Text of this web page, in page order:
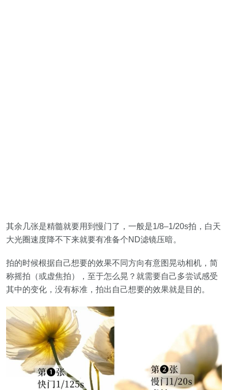
其余几张是精髓就要用到慢门了，一般是1/8–1/20s拍，白天
大光圈速度降不下来就要有准备个ND滤镜压暗。
拍的时候根据自己想要的效果不同方向有意图晃动相机，简
称摇拍（或虚焦拍），至于怎么晃？就需要自己多尝试感受
其中的变化，没有标准，拍出自己想要的效果就是目的。